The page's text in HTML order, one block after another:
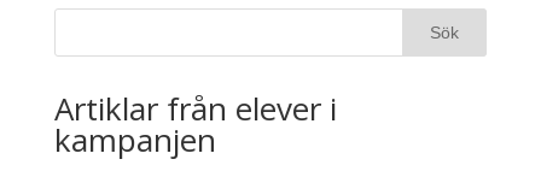
Artiklar från elever i
kampanjen